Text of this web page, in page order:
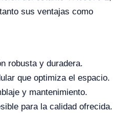
sus ventajas como
robusta y duradera.
que optimiza el espacio.
y mantenimiento.
para la calidad ofrecida.